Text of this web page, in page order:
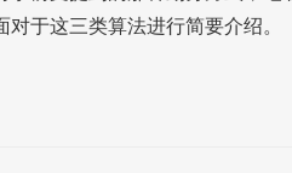
于这三类算法进行简要介绍。